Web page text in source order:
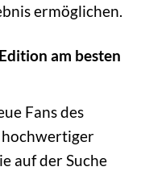
ermöglichen.
am besten
Fans des
hochwertiger
auf der Suche